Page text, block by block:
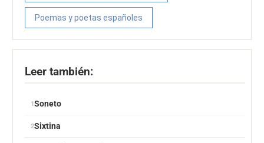
Poemas y poetas españoles
Leer también:
Soneto
Sixtina